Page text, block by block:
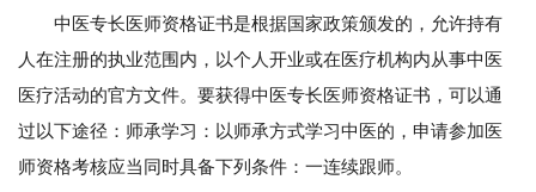
中医专长医师资格证书是根据国家政策颁发的，允许持有
人在注册的执业范围内，以个人开业或在医疗机构内从事中医
医疗活动的官方文件。要获得中医专长医师资格证书，可以通
过以下途径：师承学习：以师承方式学习中医的，申请参加医
师资格考核应当同时具备下列条件：一连续跟师。